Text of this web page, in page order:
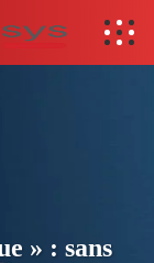
» : sans